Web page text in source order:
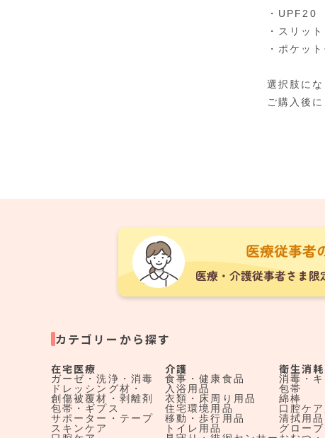
・UPF20
・スリット
・ポケッ
選択肢に
ご購入後
カテゴリーから探す
在宅医療
ガーゼ・洗浄・消毒
ドレッシング材・
創傷被覆材・剥離剤
包帯・ギプス
サポーター・テープ
スキンケア
介護
食事・健康食品
入浴用品
衣類・床周り用品
住宅環境用品
移動・歩行用品
トイレ用品
衛生消
消毒・
包帯
綿棒
口腔ケ
清拭用品
グローブ